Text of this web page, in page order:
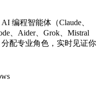
编程智能体（Claude、
、Aider、Grok、Mistral
配专业角色，实时见证你